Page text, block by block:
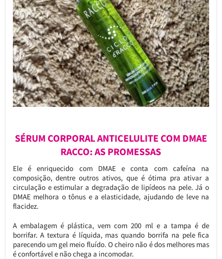
SÉRUM CORPORAL ANTICELULITE COM DMAE
RACCO: AS PROMESSAS
Ele é enriquecido com DMAE e conta com cafeína na
composição, dentre outros ativos, que é ótima pra ativar a
circulação e estimular a degradação de lipídeos na pele. Já o
DMAE melhora o tônus e a elasticidade, ajudando de leve na
flacidez.
A embalagem é plástica, vem com 200 ml e a tampa é de
borrifar. A textura é líquida, mas quando borrifa na pele fica
parecendo um gel meio fluído. O cheiro não é dos melhores mas
é confortável e não chega a incomodar.